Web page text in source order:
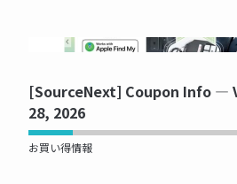
NOW
[SourceNext] Coupon Info —
28, 2026
お買い得情報